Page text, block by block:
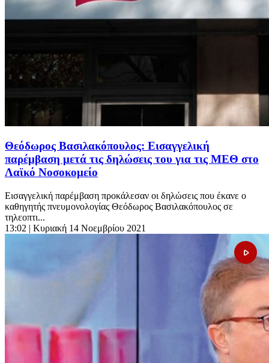
Θεόδωρος Βασιλακόπουλος: Εισαγγελική
παρέμβαση μετά τις δηλώσεις του για τις ΜΕΘ στο
Λαϊκό Νοσοκομείο
Εισαγγελική παρέμβαση προκάλεσαν οι δηλώσεις που έκανε ο
καθηγητής πνευμονολογίας Θεόδωρος Βασιλακόπουλος σε
τηλεοπτι...
13:02 | Κυριακή 14 Νοεμβρίου 2021